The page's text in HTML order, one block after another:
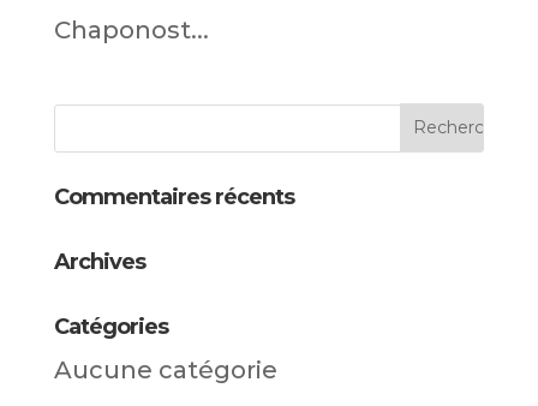
Chaponost...
Commentaires récents
Archives
Catégories
Aucune catégorie